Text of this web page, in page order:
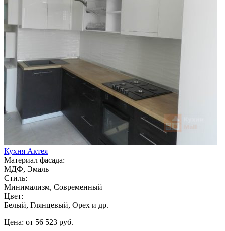
Кухня Актея
Материал фасада:
МДФ, Эмаль
Стиль:
Минимализм, Современный
Цвет:
Белый, Глянцевый, Орех и др.
Цена: от 56 523 руб.